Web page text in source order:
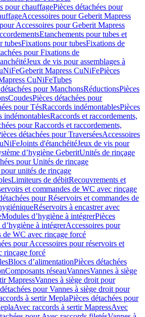
pour chauffagePièces détachées pour
Accessoires pour Geberit Mapress
Accessoires pour Geberit Mapress
Etanchements pour tubes et
tubesFixations pour tubesFixations de
pour Fixations de
Jeux de vis pour assemblages à
Geberit Mapress CuNiFePièces
CuNiFeTubes
pour ManchonsRéductionsPièces
CoudesPièces détachées pour
pour TésRaccords indémontablesPièces
indémontablesRaccords et raccordements,
pour Raccords et raccordements,
détachées pour TraverséesAccessoires
Joints d'étanchéitéJeux de vis pour
d’hygiène GeberitUnités de rinçage
pour Unités de rinçage
unités de rinçage
Limiteurs de débitRecouvrements et
et commandes de WC avec rinçage
pour Réservoirs et commandes de
Réservoirs à encastrer avec
Modules d’hygiène à intégrerPièces
à intégrerAccessoires pour
de WC avec rinçage forcé
pour Accessoires pour réservoirs et
rinçage forcé
Blocs d’alimentationPièces détachées
Composants réseauVannesVannes à siège
MapressVannes à siège droit pour
pour Vannes à siège droit pour
à sertir MeplaPièces détachées pour
Avec raccords à sertir MapressAvec